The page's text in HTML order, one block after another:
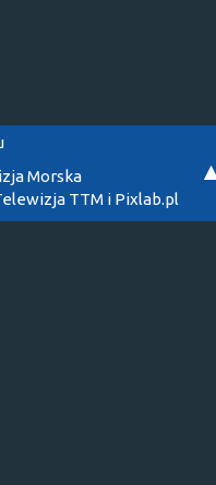
Morska
TTM i Pixlab.pl